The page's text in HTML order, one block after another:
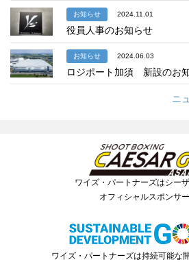
お知らせ 2024.11.01
役員人事のお知らせ
お知らせ 2024.06.03
ロジポート加須 新設のお
ニ
ワイズ・パートナーズはシー
オフィシャルスポンサー
ワイズ・パートナーズは持続可能な